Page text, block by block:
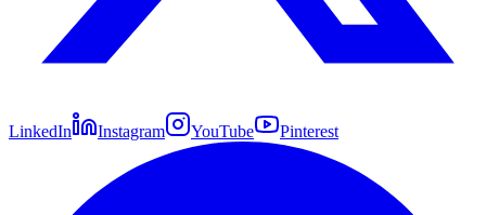
LinkedIn Instagram YouTube Pinterest